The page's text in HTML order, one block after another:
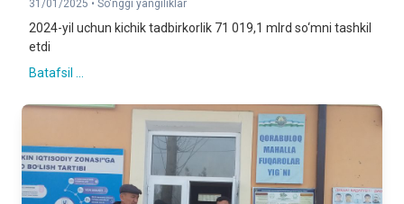
31/01/2025 • So‘nggi yangiliklar
2024-yil uchun kichik tadbirkorlik 71 019,1 mlrd so‘mni tashkil
etdi
Batafsil ...